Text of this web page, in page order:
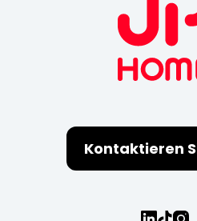
Kontaktieren